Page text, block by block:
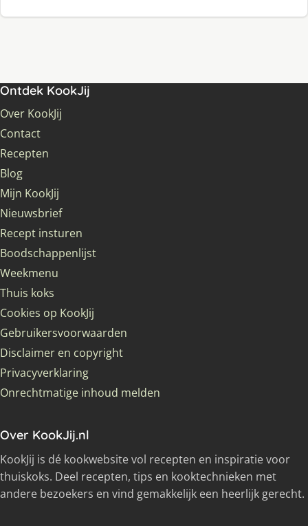
Ontdek KookJij
Over KookJij
Contact
Recepten
Blog
Mijn KookJij
Nieuwsbrief
Recept insturen
Boodschappenlijst
Weekmenu
Thuis koks
Cookies op KookJij
Gebruikersvoorwaarden
Disclaimer en copyright
Privacyverklaring
Onrechtmatige inhoud melden
Over KookJij.nl
KookJij is dé kookwebsite vol recepten en inspiratie voor
thuiskoks. Deel recepten, tips en kooktechnieken met
andere bezoekers en vind gemakkelijk een heerlijk gerecht.